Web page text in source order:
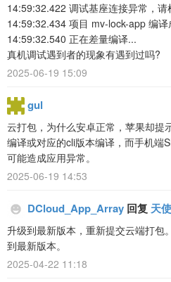
14:59:32.422 调试基座连接异常，
14:59:32.434 项目 mv-lock-app 编译
14:59:32.540 正在差量编译...
真机调试遇到者的现象有遇到过吗?
2025-06-19 15:09
gul
云打包，为什么安卓正常，苹果却提
编译或对应的cli版本编译，而手机端
可能造成应用异常。
2025-06-19 14:53
DCloud_App_Array 回复 天使
升级到最新版本，重新提交云端打包
到最新版本。
2025-04-22 11:18